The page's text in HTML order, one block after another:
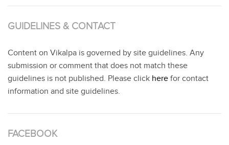
GUIDELINES & CONTACT
Content on Vikalpa is governed by site guidelines. Any
submission or comment that does not match these
guidelines is not published. Please click here for contact
information and site guidelines.
FACEBOOK